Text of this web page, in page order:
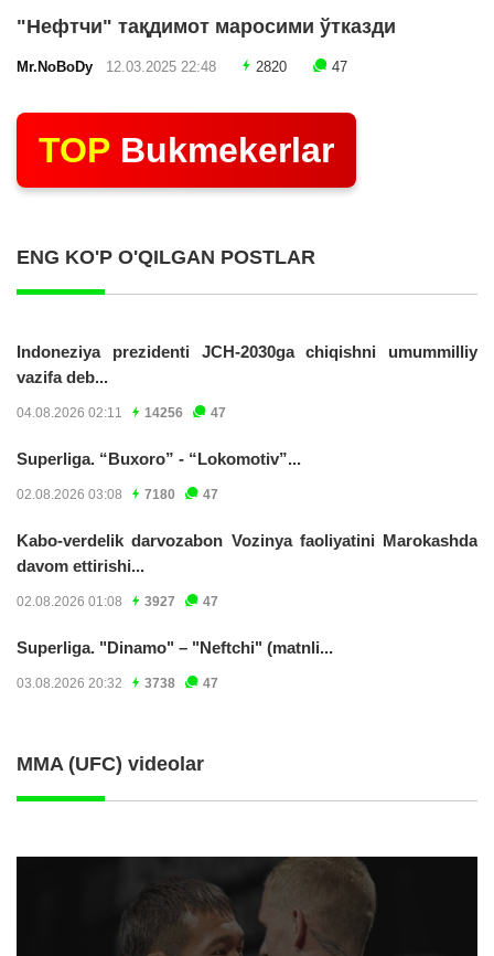
"Нефтчи" тақдимот маросими ўтказди
Mr.NoBoDy 12.03.2025 22:48 2820 47
TOP Bukmekerlar
ENG KO'P O'QILGAN POSTLAR
Indoneziya prezidenti JCH-2030ga chiqishni umummilliy
vazifa deb...
04.08.2026 02:11 14256 47
Superliga. “Buxoro” - “Lokomotiv”...
02.08.2026 03:08 7180 47
Kabo-verdelik darvozabon Vozinya faoliyatini Marokashda
davom ettirishi...
02.08.2026 01:08 3927 47
Superliga. "Dinamo" – "Neftchi" (matnli...
03.08.2026 20:32 3738 47
MMA (UFC) videolar